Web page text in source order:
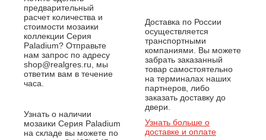
предварительный
расчет количества и
стоимости мозаики
коллекции Серия
Paladium? Отправьте
нам запрос по адресу
shop@realgres.ru, мы
ответим вам в течение
часа.
Узнать о наличии
мозаики Серия Paladium
на складе вы можете по
Доставка по России
осуществляется
транспортными
компаниями. Вы можете
забрать заказанный
товар самостоятельно
на терминалах наших
партнеров, либо
заказать доставку до
двери.
Узнать больше о
доставке и оплате